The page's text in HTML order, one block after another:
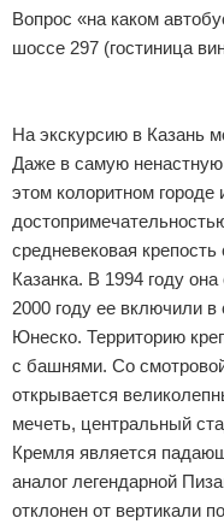
Разное про отдых
Вопрос «на каком
шоссе 297 (гостиница
На экскурсию в Казань
Даже в самую ненастную
этом колоритном городе
средневековая
Казанка. В 1994 году
2000 году ее включили
Юнеско. Территорию
с башнями. Со
открывается
мечеть, центральный
Кремля является
аналог легендарной
отклонен от вертикали